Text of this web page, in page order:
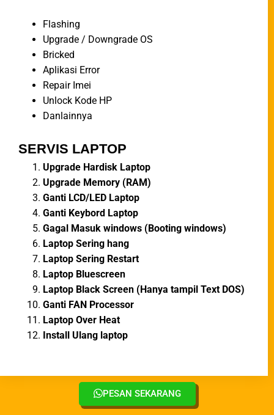
Flashing
Upgrade / Downgrade OS
Bricked
Aplikasi Error
Repair Imei
Unlock Kode HP
Danlainnya
SERVIS LAPTOP
Upgrade Hardisk Laptop
Upgrade Memory (RAM)
Ganti LCD/LED Laptop
Ganti Keybord Laptop
Gagal Masuk windows (Booting windows)
Laptop Sering hang
Laptop Sering Restart
Laptop Bluescreen
Laptop Black Screen (Hanya tampil Text DOS)
Ganti FAN Processor
Laptop Over Heat
Install Ulang laptop
PESAN SEKARANG